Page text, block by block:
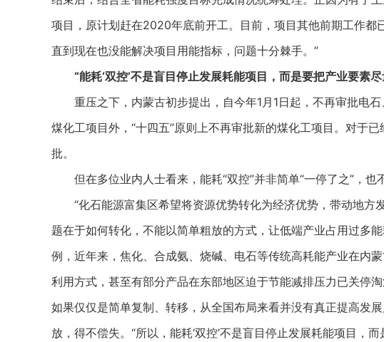
项目，原计划赶在2020年底前开工。目前，项目其他前期工作都
直到现在也没能解决项目用能指标，问题十分棘手。”
“能耗‘双控’不是盲目停止发展耗能项目，而是要把产业要素
重压之下，内蒙古初步提出，自今年1月1日起，不再审批电石
煤化工项目外，“十四五”原则上不再审批新的煤化工项目。对于
批。
但在多位业内人士看来，能耗“双控”并非简单“一停了之”，也
“化石能源富集区希望将资源优势转化为经济优势，带动地方
题在于如何转化，不能以简单粗放的方式，让低端产业占用过多
例，近年来，焦化、合成氨、烧碱、电石等传统高耗能产业在内
利用方式，甚至有部分产品在东部地区迫于节能减排压力已关停
如果仅仅是简单复制、转移，从全国布局来看并没有真正提高发
放，得不偿失。“所以，能耗‘双控’不是盲目停止发展耗能项目，